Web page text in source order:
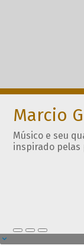
Marcio
Músico e seu
inspirado pelas